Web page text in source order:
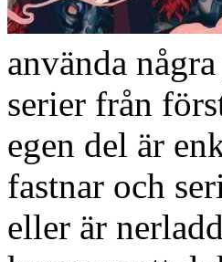
använda
serier från
egen del är
fastnar och
eller är